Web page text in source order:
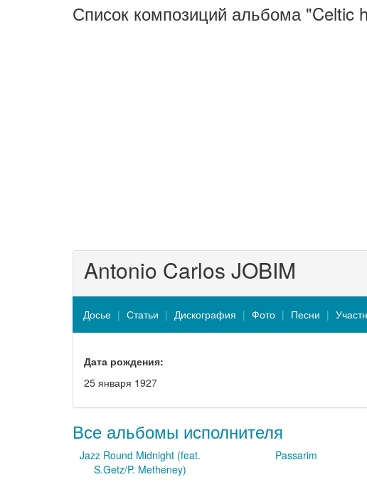
Список композиций альбома "Celtic
Antonio Carlos JOBIM
Досье Статьи Дискография Фото Песни
Дата рождения:
25 января 1927
Все альбомы исполнителя
Jazz Round Midnight (feat.
S.Getz/P. Metheney)
Passarim